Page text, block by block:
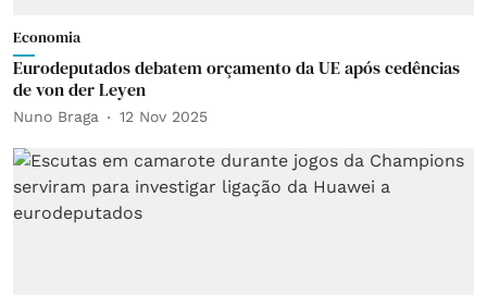
Economia
Eurodeputados debatem orçamento da UE após cedências
de von der Leyen
Nuno Braga 12 Nov 2025